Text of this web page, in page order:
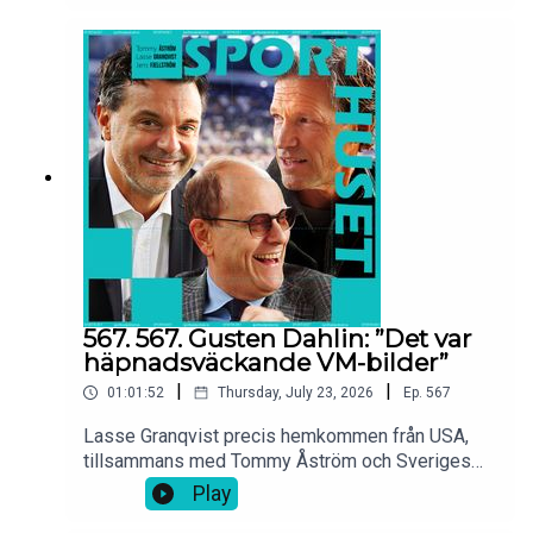
Borlänge och skildrar dramat på Paris gator.
Daniel Ståhls storhet inför Friidrotts-EM.
Suveräna Sirius vinner Allsvenskan även om
stjärnorna säljs i sommar!?
567. 567. Gusten Dahlin: ”Det var
häpnadsväckande VM-bilder”
01:01:52 Thursday, July 23, 2026 Ep. 567
Lasse Granqvist precis hemkommen från USA,
tillsammans med Tommy Åström och Sveriges
största fotbollspoddare Gusten Dahlin.
Perspektiv på VM 2026: * Messimysteriet inför
Play